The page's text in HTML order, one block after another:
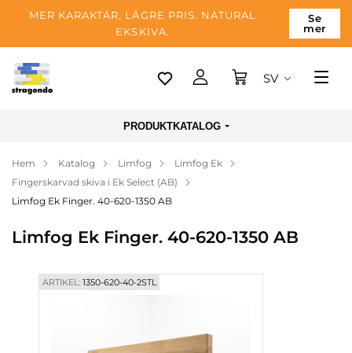
MER KARAKTÄR, LÄGRE PRIS. NATURAL
EKSKIVA.
Se
mer
Tallinn
Betalning
Om företaget
Blogg
SV
PRODUKTKATALOG
Hem Katalog Limfog
Limfog Ek
Fingerskarvad skiva i Ek Select (AB)
Limfog Ek Finger. 40-620-1350 AB
Limfog Ek Finger. 40-620-1350 AB
ARTIKEL:1350-620-40-2STL